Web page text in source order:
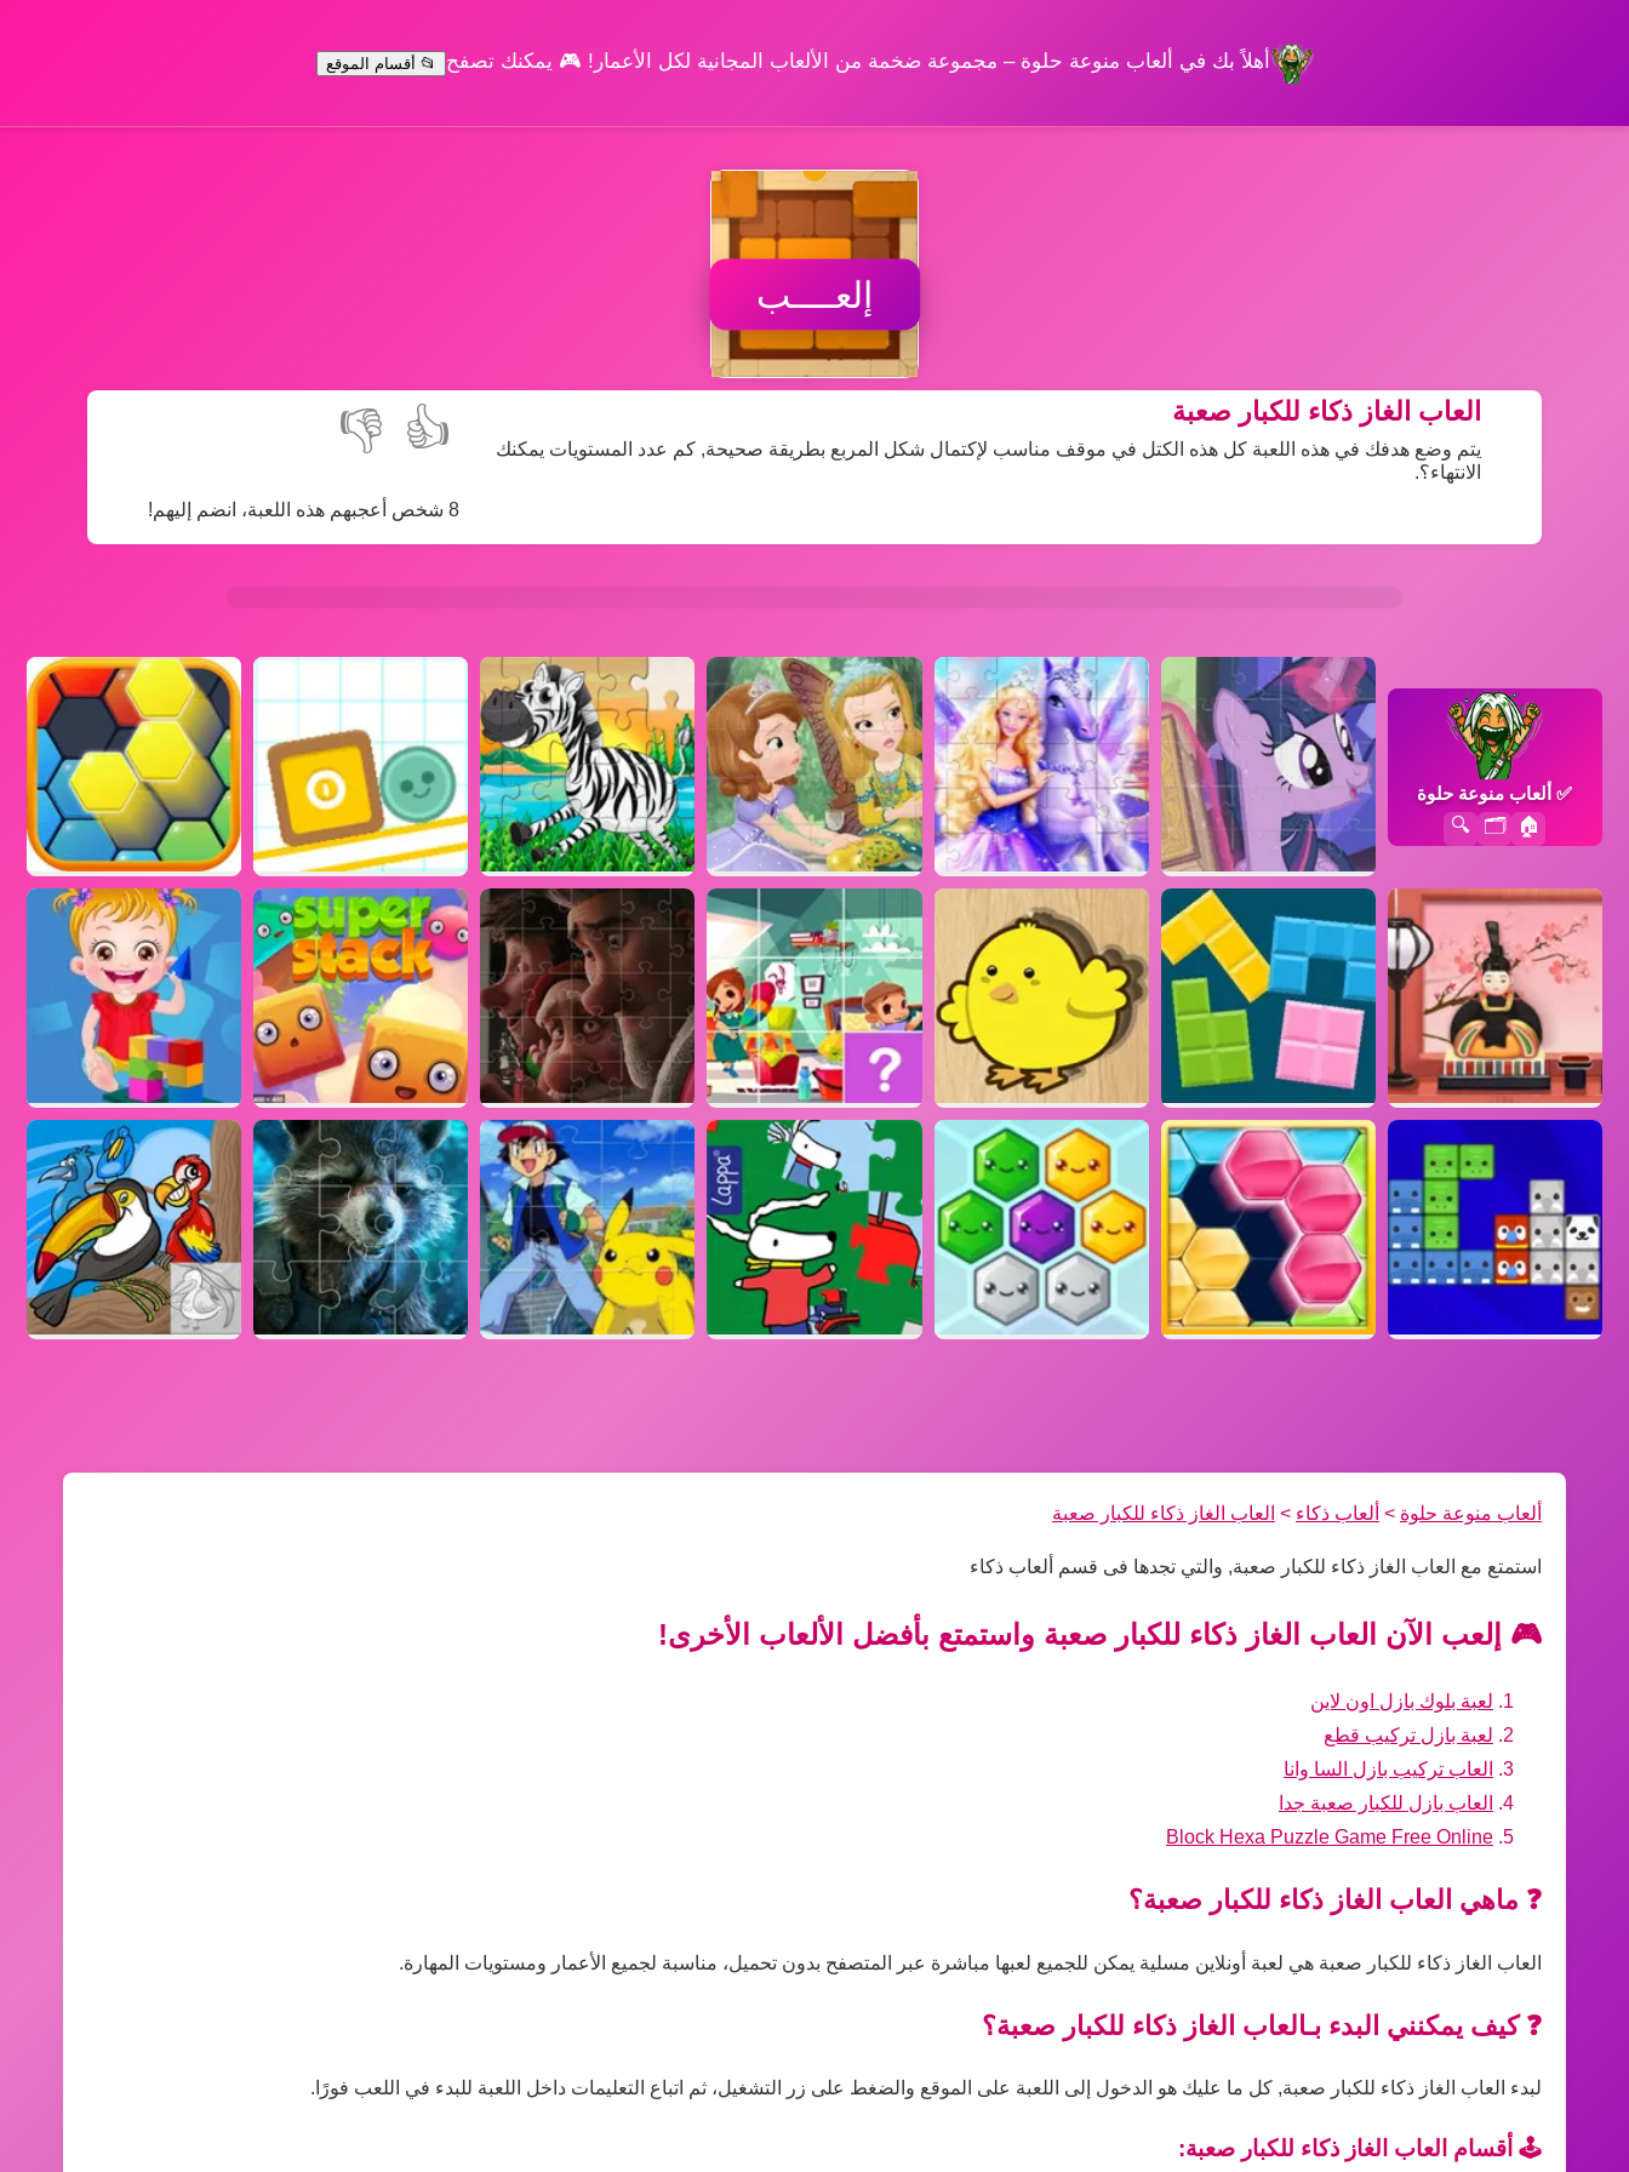
أهلاً بك في ألعاب منوعة حلوة – مجموعة ضخمة من الألعاب المجانية لكل الأعمار! 🎮 يمكنك تصفح 📂 أقسام الموقع
إلعــــب
👍
👎
8 شخص أعجبهم هذه اللعبة، انضم إليهم!
العاب الغاز ذكاء للكبار صعبة
يتم وضع هدفك في هذه اللعبة كل هذه الكتل في موقف مناسب لإكتمال شكل المربع بطريقة صحيحة, كم عدد المستويات يمكنك
الانتهاء؟.
✅ألعاب منوعة حلوة
🏠
🗂️
🔍
ألعاب منوعة حلوة > ألعاب ذكاء > العاب الغاز ذكاء للكبار صعبة
استمتع مع العاب الغاز ذكاء للكبار صعبة, والتي تجدها فى قسم ألعاب ذكاء
🎮 إلعب الآن العاب الغاز ذكاء للكبار صعبة واستمتع بأفضل الألعاب الأخرى!
لعبة بلوك بازل اون لاين
لعبة بازل تركيب قطع
العاب تركيب بازل السا وانا
العاب بازل للكبار صعبة جدا
Block Hexa Puzzle Game Free Online
❓ ماهي العاب الغاز ذكاء للكبار صعبة؟
العاب الغاز ذكاء للكبار صعبة هي لعبة أونلاين مسلية يمكن للجميع لعبها مباشرة عبر المتصفح بدون تحميل، مناسبة لجميع الأعمار ومستويات المهارة.
❓ كيف يمكنني البدء بـالعاب الغاز ذكاء للكبار صعبة؟
لبدء العاب الغاز ذكاء للكبار صعبة, كل ما عليك هو الدخول إلى اللعبة على الموقع والضغط على زر التشغيل، ثم اتباع التعليمات داخل اللعبة للبدء في اللعب فورًا.
🕹️ أقسام العاب الغاز ذكاء للكبار صعبة: